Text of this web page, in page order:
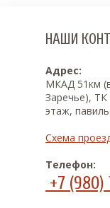
НАШИ
Адрес:
МКАД 51км
Заречье),
этаж,
Схема
Телефон:
+7